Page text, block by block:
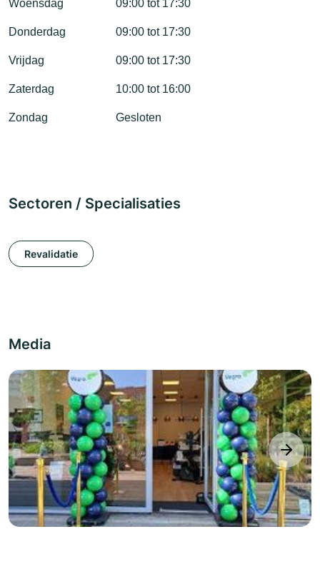
Woensdag 09:00 tot 17:30
Donderdag 09:00 tot 17:30
Vrijdag 09:00 tot 17:30
Zaterdag 10:00 tot 16:00
Zondag Gesloten
Sectoren / Specialisaties
Revalidatie
Media
next